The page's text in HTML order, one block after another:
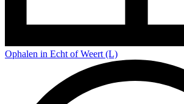
Ophalen in Echt of Weert (L)